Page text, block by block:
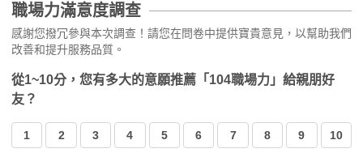
職場力滿意度調查
感謝您撥冗參與本次調查！請您在問卷中提供寶貴意見，以幫助我們
改善和提升服務品質。
從1~10分，您有多大的意願推薦「104職場力」給親朋好
友？
1 2 3 4 5 6 7 8 9 10